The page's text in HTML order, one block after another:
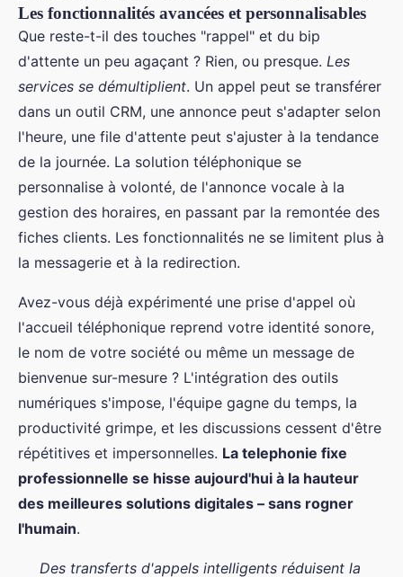
Les fonctionnalités avancées et personnalisables
Que reste-t-il des touches "rappel" et du bip
d'attente un peu agaçant ? Rien, ou presque. Les
services se démultiplient. Un appel peut se transférer
dans un outil CRM, une annonce peut s'adapter selon
l'heure, une file d'attente peut s'ajuster à la tendance
de la journée. La solution téléphonique se
personnalise à volonté, de l'annonce vocale à la
gestion des horaires, en passant par la remontée des
fiches clients. Les fonctionnalités ne se limitent plus à
la messagerie et à la redirection.
Avez-vous déjà expérimenté une prise d'appel où
l'accueil téléphonique reprend votre identité sonore,
le nom de votre société ou même un message de
bienvenue sur-mesure ? L'intégration des outils
numériques s'impose, l'équipe gagne du temps, la
productivité grimpe, et les discussions cessent d'être
répétitives et impersonnelles. La telephonie fixe
professionnelle se hisse aujourd'hui à la hauteur
des meilleures solutions digitales – sans rogner
l'humain.
Des transferts d'appels intelligents réduisent la